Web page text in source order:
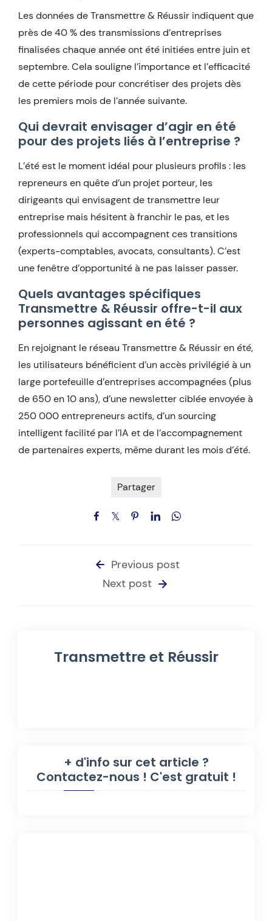
Les données de Transmettre & Réussir indiquent que
près de 40 % des transmissions d’entreprises
finalisées chaque année ont été initiées entre juin et
septembre. Cela souligne l’importance et l’efficacité
de cette période pour concrétiser des projets dès
les premiers mois de l’année suivante.
Qui devrait envisager d’agir en été
pour des projets liés à l’entreprise ?
L’été est le moment idéal pour plusieurs profils : les
repreneurs en quête d’un projet porteur, les
dirigeants qui envisagent de transmettre leur
entreprise mais hésitent à franchir le pas, et les
professionnels qui accompagnent ces transitions
(experts-comptables, avocats, consultants). C’est
une fenêtre d’opportunité à ne pas laisser passer.
Quels avantages spécifiques
Transmettre & Réussir offre-t-il aux
personnes agissant en été ?
En rejoignant le réseau Transmettre & Réussir en été,
les utilisateurs bénéficient d’un accès privilégié à un
large portefeuille d’entreprises accompagnées (plus
de 650 en 10 ans), d’une newsletter ciblée envoyée à
250 000 entrepreneurs actifs, d’un sourcing
intelligent facilité par l’IA et de l’accompagnement
de partenaires experts, même durant les mois d’été.
Partager
Previous post
Next post
Transmettre et Réussir
+ d'info sur cet article ?
Contactez-nous ! C'est gratuit !